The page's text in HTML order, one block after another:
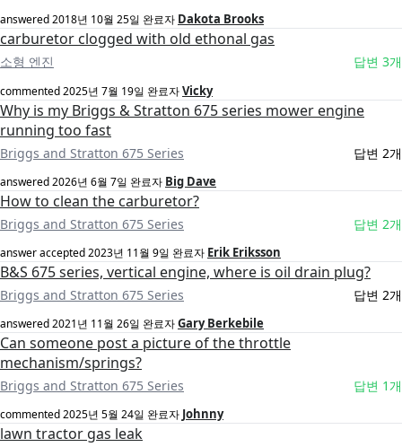
answered2018년 10월 25일 완료자 Dakota Brooks
carburetor clogged with old ethonal gas
소형 엔진 답변 3개
commented2025년 7월 19일 완료자Vicky
Why is my Briggs & Stratton 675 series mower engine
running too fast
Briggs and Stratton 675 Series 답변 2개
answered2026년 6월 7일 완료자 Big Dave
How to clean the carburetor?
Briggs and Stratton 675 Series 답변 2개
answer accepted2023년 11월 9일 완료자 Erik Eriksson
B&S 675 series, vertical engine, where is oil drain plug?
Briggs and Stratton 675 Series 답변 2개
answered2021년 11월 26일 완료자Gary Berkebile
Can someone post a picture of the throttle
mechanism/springs?
Briggs and Stratton 675 Series 답변 1개
commented2025년 5월 24일 완료자 Johnny
lawn tractor gas leak